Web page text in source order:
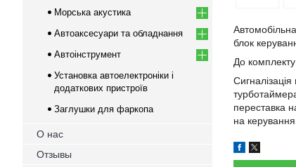
блок
До
переставка
на
Морська акустика
Автоаксесуари та обладнання
Автоінструмент
Установка автоелектроніки і
додаткових пристроїв
Заглушки для фаркопа
О нас
Отзывы